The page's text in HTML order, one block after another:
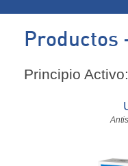
Productos
Principio